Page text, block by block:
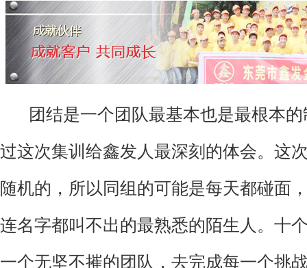
团结是一个团队最基本也是最根本的
过这次集训给鑫发人最深刻的体会。这
随机的，所以同组的可能是每天都碰面
连名字都叫不出的最熟悉的陌生人。十
一个无坚不摧的团队，去完成每一个挑